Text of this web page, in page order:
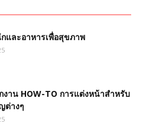
และอาหารเพื่อสุขภาพ
งาน HOW-TO การแต่งหน้าสำหรับ
ต่างๆ